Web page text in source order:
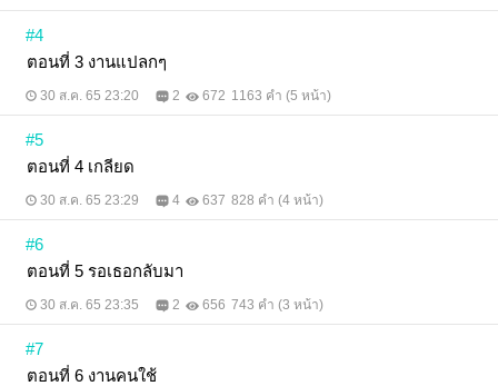
#4
ตอนที่ 3 งานแปลกๆ
30 ส.ค. 65 23:20 2 672 1163 คำ (5 หน้า)
#5
ตอนที่ 4 เกลียด
30 ส.ค. 65 23:29 4 637 828 คำ (4 หน้า)
#6
ตอนที่ 5 รอเธอกลับมา
30 ส.ค. 65 23:35 2 656 743 คำ (3 หน้า)
#7
ตอนที่ 6 งานคนใช้